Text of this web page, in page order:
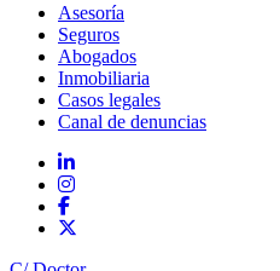
Asesoría
Seguros
Abogados
Inmobiliaria
Casos legales
Canal de denuncias